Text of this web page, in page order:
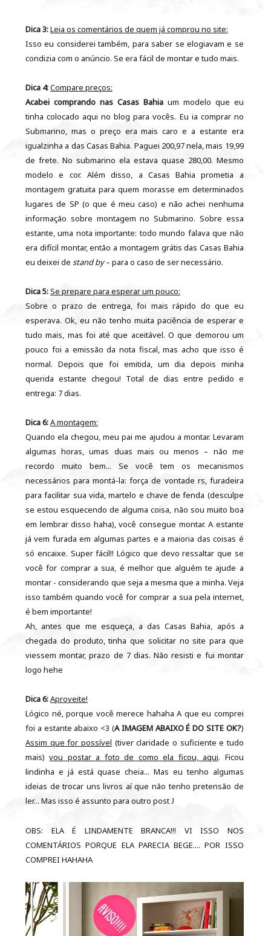
Dica 3:Leia os comentários de quem já comprou no site:
Isso eu considerei também, para saber se elogiavam e se
condizia com o anúncio. Se era fácil de montar e tudo mais.
Dica 4:Compare preços:
Acabei comprando nas Casas Bahiaum modelo que eu
tinha colocado aqui no blog para vocês. Eu ia comprar no
Submarino, mas o preço era mais caro e a estante era
igualzinha a das Casas Bahia. Paguei 200,97 nela, mais 19,99
de frete. No submarino ela estava quase 280,00. Mesmo
modelo e cor. Além disso, a Casas Bahia prometia a
montagem gratuita para quem morasse em determinados
lugares de SP (o que é meu caso) e não achei nenhuma
informação sobre montagem no Submarino. Sobre essa
estante, uma nota importante: todo mundo falava que não
era difícil montar, então a montagem grátis das Casas Bahia
eu deixei de stand by– para o caso de ser necessário.
Dica 5:Se prepare para esperar um pouco:
Sobre o prazo de entrega, foi mais rápido do que eu
esperava. Ok, eu não tenho muita paciência de esperar e
tudo mais, mas foi até que aceitável. O que demorou um
pouco foi a emissão da nota fiscal, mas acho que isso é
normal. Depois que foi emitida, um dia depois minha
querida estante chegou! Total de dias entre pedido e
entrega: 7 dias.
Dica 6:A montagem:
Quando ela chegou, meu pai me ajudou a montar. Levaram
algumas horas, umas duas mais ou menos – não me
recordo muito bem... Se você tem os mecanismos
necessários para montá-la: força de vontade rs, furadeira
para facilitar sua vida, martelo e chave de fenda (desculpe
se estou esquecendo de alguma coisa, não sou muito boa
em lembrar disso haha), você consegue montar. A estante
já vem furada em algumas partes e a maioria das coisas é
só encaixe. Super fácil!! Lógico que devo ressaltar que se
você for comprar a sua, é melhor que alguém te ajude a
montar - considerando que seja a mesma que a minha. Veja
isso também quando você for comprar a sua pela internet,
é bem importante!
Ah, antes que me esqueça, a das Casas Bahia, após a
chegada do produto, tinha que solicitar no site para que
viessem montar, prazo de 7 dias. Não resisti e fui montar
logo hehe
Dica 6:Aproveite!
Lógico né, porque você merece hahaha A que eu comprei
foi a estante abaixo <3 (A IMAGEM ABAIXO É DO SITE OK?)
Assim que for possível (tiver claridade o suficiente e tudo
mais)vou postar a foto de como ela ficou, aqui. Ficou
lindinha e já está quase cheia... Mas eu tenho algumas
ideias de trocar uns livros aí que não tenho pretensão de
ler... Mas isso é assunto para outro post J
OBS: ELA É LINDAMENTE BRANCA!!! VI ISSO NOS
COMENTÁRIOS PORQUE ELA PARECIA BEGE.... POR ISSO
COMPREI HAHAHA